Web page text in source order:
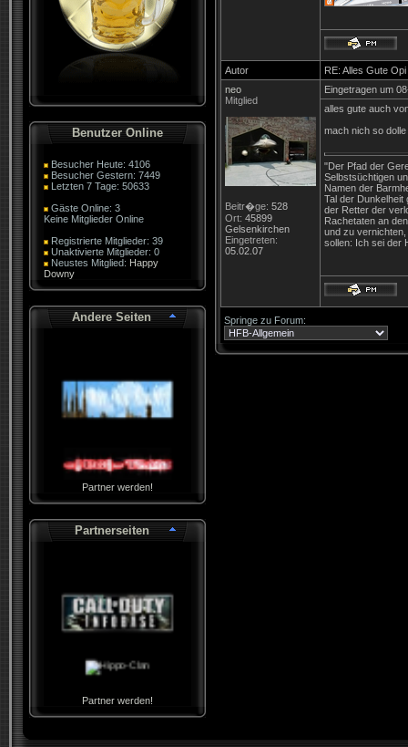
Benutzer Online
Besucher Heute: 4106
Besucher Gestern: 7449
Letzten 7 Tage: 50633
Gäste Online: 3
Keine Mitglieder Online
Registrierte Mitglieder: 39
Unaktivierte Mitglieder: 0
Neustes Mitglied: Happy
Downy
Andere Seiten
Partner werden!
Partnerseiten
Partner werden!
Autor
RE: Alles Gute Opi
neo
Mitglied
Beitr�ge: 528
Ort: 45899
Gelsenkirchen
Eingetreten:
05.02.07
Eingetragen um
alles gute auch
mach nich so dolle
"Der Pfad der
Selbstsüchtigen
Namen der
Tal der Dunkelheit
der Retter der
Rachetaten an
und zu
sollen: Ich sei der
Springe zu Forum: